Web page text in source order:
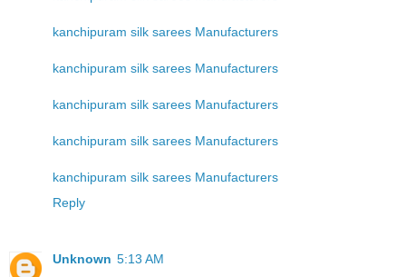
kanchipuram silk sarees Manufacturers
kanchipuram silk sarees Manufacturers
kanchipuram silk sarees Manufacturers
kanchipuram silk sarees Manufacturers
kanchipuram silk sarees Manufacturers
Reply
Unknown 5:13 AM